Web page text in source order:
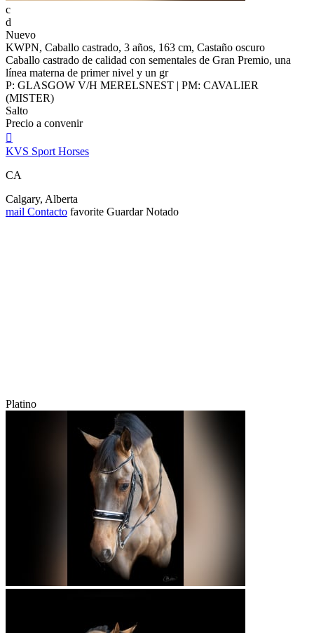
c
d
Nuevo
KWPN, Caballo castrado, 3 años, 163 cm, Castaño oscuro
Caballo castrado de calidad con sementales de Gran Premio, una
línea materna de primer nivel y un gr
P: GLASGOW V/H MERELSNEST | PM: CAVALIER
(MISTER)
Salto
Precio a convenir

KVS Sport Horses
CA
Calgary, Alberta
mail Contacto favorite Guardar Notado
Platino